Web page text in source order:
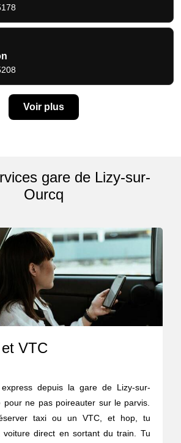
Voir plus
gare de Lizy-sur-
Ourcq
VTC
depuis la gare de Lizy-sur-
pour ne pas poireauter sur le parvis.
taxi ou un VTC, et hop, tu
voiture direct en sortant du train. Tu